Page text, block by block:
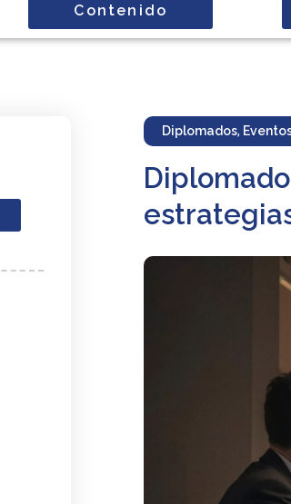
Contenido
Diplomados,